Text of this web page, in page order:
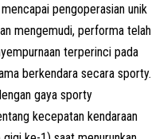
pengoperasian unik
mengemudi, performa telah
terperinci pada
berkendara secara sporty.
gaya sporty
kecepatan kendaraan